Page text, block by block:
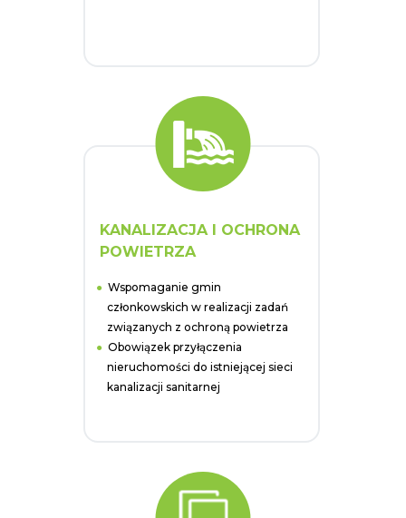
KANALIZACJA I OCHRONA
POWIETRZA
Wspomaganie gmin
członkowskich w realizacji zadań
związanych z ochroną powietrza
Obowiązek przyłączenia
nieruchomości do istniejącej sieci
kanalizacji sanitarnej